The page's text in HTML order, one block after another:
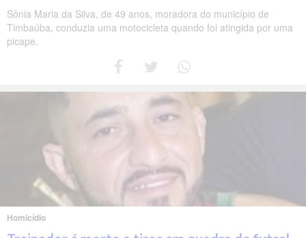
Sônia Maria da Silva, de 49 anos, moradora do município de
Timbaúba, conduzia uma motocicleta quando foi atingida por uma
picape.
Homicídio